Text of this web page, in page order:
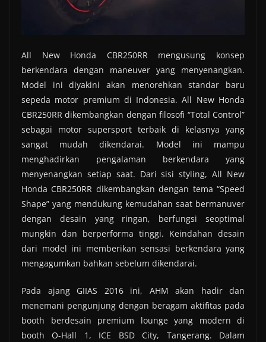
All New Honda CBR250RR mengusung konsep
berkendara dengan maneuver yang menyenangkan.
Model ini diyakini akan menorehkan standar baru
sepeda motor premium di Indonesia. All New Honda
CBR250RR dikembangkan dengan filosofi “Total Control”
sebagai motor supersport terbaik di kelasnya yang
sangat mudah dikendarai. Model ini mampu
menghadirkan pengalaman berkendara yang
menyenangkan setiap saat. Dari sisi styling, All New
Honda CBR250RR dikembangkan dengan tema “Speed
Shape” yang mendukung kemudahan saat bermanuver
dengan desain yang ringan, berfungsi seoptimal
mungkin dan berperforma tinggi. Keindahan desain
dari model ini memberikan sensasi berkendara yang
mengagumkan bahkan sebelum dikendarai.
Pada ajang GIIAS 2016 ini, AHM akan hadir dan
menemani pengunjung dengan beragam aktifitas pada
booth berdesain premium lounge yang modern di
booth O-Hall 1, ICE BSD City, Tangerang. Dalam